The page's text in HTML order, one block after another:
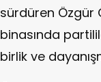
sürdüren Özgür
binasında
birlik ve